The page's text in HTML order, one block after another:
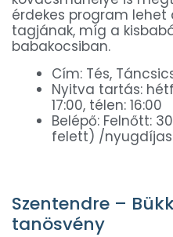
érdekes program
tagjának, míg a
babakocsiban.
Cím: Tés,
Nyitva tartás:
17:00, télen: 16:00
Belépő: Felnőtt:
felett) /
Szentendre –
tanösvény